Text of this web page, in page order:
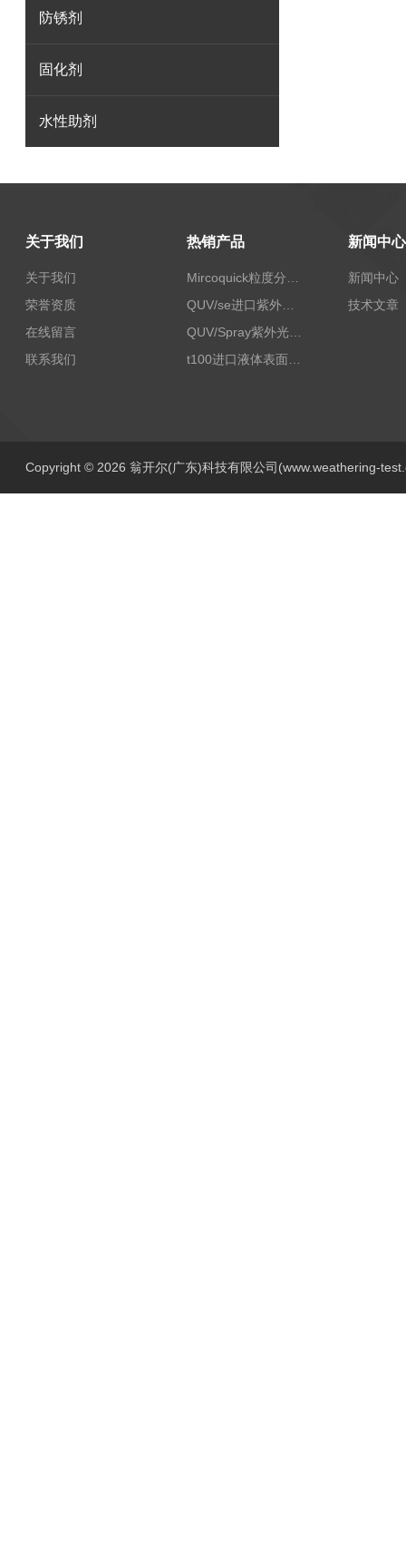
防锈剂
固化剂
水性助剂
关于我们
关于我们
荣誉资质
在线留言
联系我们
热销产品
QUV/se进口紫外老化试验箱Q-lab
QUV/Spray紫外光加速老化试验箱
t100进口液体表面张力测试仪
新闻中心
新闻中心
技术文章
Copyright © 2026 翁开尔(广东)科技有限公司(www.weathering-